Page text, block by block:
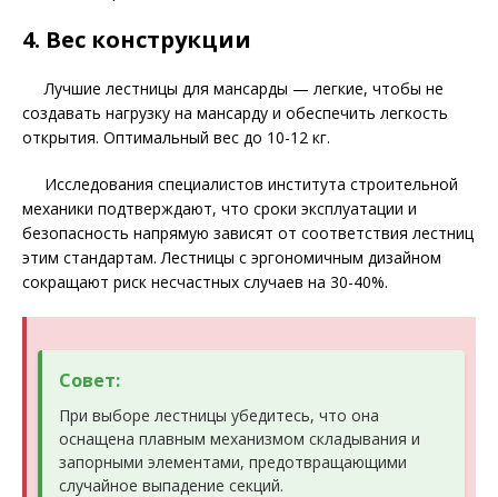
4. Вес конструкции
Лучшие лестницы для мансарды — легкие, чтобы не
создавать нагрузку на мансарду и обеспечить легкость
открытия. Оптимальный вес до 10-12 кг.
Исследования специалистов института строительной
механики подтверждают, что сроки эксплуатации и
безопасность напрямую зависят от соответствия лестниц
этим стандартам. Лестницы с эргономичным дизайном
сокращают риск несчастных случаев на 30-40%.
Совет:
При выборе лестницы убедитесь, что она
оснащена плавным механизмом складывания и
запорными элементами, предотвращающими
случайное выпадение секций.